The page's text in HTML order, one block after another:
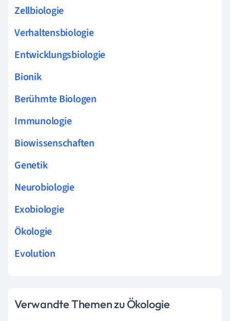
Zellbiologie
Verhaltensbiologie
Entwicklungsbiologie
Bionik
Berühmte Biologen
Immunologie
Biowissenschaften
Genetik
Neurobiologie
Exobiologie
Ökologie
Evolution
Verwandte Themen zu Ökologie